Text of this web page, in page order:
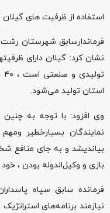
استفاده از ظرفیت های
فرماندارسابق شهرستان
نشان کرد: گیلان دارای
استان تولید می‌شود.
وی افزود: با توجه به
نمایندگان بسیارخطیر
بیاندیشد و به جای منافع
بازی و وکیل‌الدوله بودن ، خود
فرمانده سابق سپاه
نیازمند برنامه‌های